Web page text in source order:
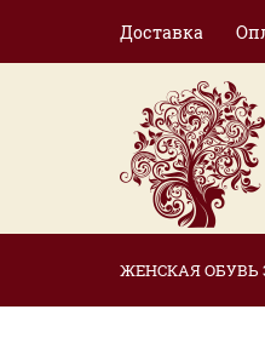
Доставка
ЖЕНСКАЯ ОБУВЬ